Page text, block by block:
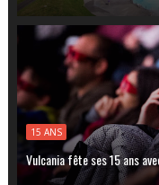
15 ANS
Vulcania fête ses 15 ans